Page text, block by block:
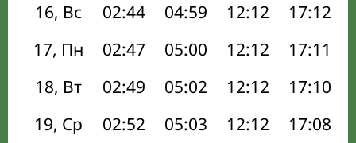
16, Вс
02:44 04:59 12:12 17:12
17, Пн
02:47 05:00 12:12 17:11
18, Вт
02:49 05:02 12:12 17:10
19, Ср
02:52 05:03 12:12 17:08